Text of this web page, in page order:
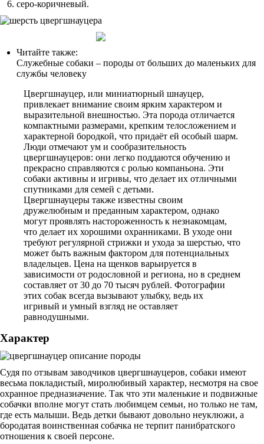
серо-коричневый.
Читайте также:
Служебные собаки – породы от больших до маленьких для
службы человеку
Цвергшнауцер, или миниатюрный шнауцер,
привлекает внимание своим ярким характером и
выразительной внешностью. Эта порода отличается
компактными размерами, крепким телосложением и
характерной бородкой, что придаёт ей особый шарм.
Люди отмечают ум и сообразительность
цвергшнауцеров: они легко поддаются обучению и
прекрасно справляются с ролью компаньона. Эти
собаки активны и игривы, что делает их отличными
спутниками для семей с детьми.
Цвергшнауцеры также известны своим
дружелюбным и преданным характером, однако
могут проявлять настороженность к незнакомцам,
что делает их хорошими охранниками. В уходе они
требуют регулярной стрижки и ухода за шерстью, что
может быть важным фактором для потенциальных
владельцев. Цена на щенков варьируется в
зависимости от родословной и региона, но в среднем
составляет от 30 до 70 тысяч рублей. Фотографии
этих собак всегда вызывают улыбку, ведь их
игривый и умный взгляд не оставляет
равнодушными.
Характер
Судя по отзывам заводчиков цвергшнауцеров, собаки имеют
весьма покладистый, миролюбивый характер, несмотря на свое
охранное предназначение. Так что эти маленькие и подвижные
собачки вполне могут стать любимцем семьи, но только не там,
где есть малыши. Ведь детки бывают довольно неуклюжи, а
бородатая воинственная собачка не терпит панибратского
отношения к своей персоне.